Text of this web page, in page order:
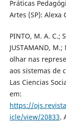
Práticas
Artes (SP): Alexa
PINTO, M. A. C.;
JUSTAMAND,
olhar nas
aos sistemas de
Las Ciencias
em:
https://
icle/view/20833.